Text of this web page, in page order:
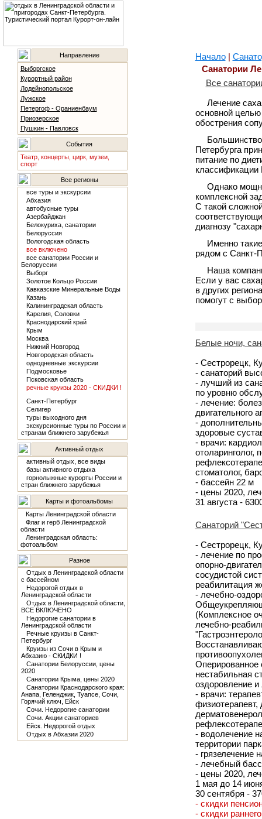
Направление
Выборгское
Курортный район
Лодейнопольское
Лужское
Петергоф - Ораниенбаум
Приозерское
Пушкин - Павловск
События
Театр, концерты, цирк, музеи,
спорт
Все регионы
все туры и экскурсии
Абхазия
автобусные туры
Азербайджан
Белокуриха, санатории
Белоруссия
Вологодская область
все включено
все санатории России и
Белоруссии
Выборг
Золотое Кольцо России
Кавказские Минеральные Воды
Казань
Калининградская область
Карелия, Соловки
Краснодарский край
Крым
Москва
Нижний Новгород
Новгородская область
однодневные экскурсии
Подмосковье
Псковская область
речные круизы 2020 - СКИДКИ !
Санкт-Петербург
Селигер
туры выходного дня
экскурсионные туры по России и
странам ближнего зарубежья
Активный отдых
активный отдых, все виды
базы активного отдыха
горнолыжные курорты России и
стран ближнего зарубежья
Карты и фотоальбомы
Карты Ленинградской области
Флаг и герб Ленинградской
области
Ленинградская область:
фотоальбом
Разное
Отдых в Ленинградской области
с бассейном
Недорогой отдых в
Ленинградской области
Отдых в Ленинградской области,
ВСЕ ВКЛЮЧЕНО
Недорогие санатории в
Ленинградской области
Речные круизы в Санкт-
Петербург
Круизы из Сочи в Крым и
Абхазию - СКИДКИ !
Санатории Белоруссии, цены
2020
Санатории Крыма, цены 2020
Санатории Краснодарского края:
Анапа, Геленджик, Туапсе, Сочи,
Горячий ключ, Ейск
Сочи. Недорогие санатории
Сочи. Акции санаториев
Ейск. Недорогой отдых
Отдых в Абхазии 2020
Начало|
Санатории
Все
Лечение
основной целью
обострения
Большинство
Петербурга
питание по
классификации
Однако
комплексной
С такой
диагнозу
Именно
рядом с Санкт-
Наша
Если у вас
в других
помогут с
Белые ночи,
- Сестрорецк,
- санаторий
- лучший из
по уровню
- лечение:
двигательного
-
здоровые
- врачи:
отоларинголог,
стоматолог,
- бассейн 22 м
- цены 2020,
31 августа -
Санаторий
- Сестрорецк,
- лечение по
опорно-
сосудистой
реабилитация
- лечебно-
(Комплексное
лечебно-
Оперированное
нестабильная
оздоровление и
- врачи:
физиотерапевт,
- водолечение
территории
- грязелечение
- лечебный
- цены 2020,
1 мая до 14
30 сентября -
- скидки
- скидки